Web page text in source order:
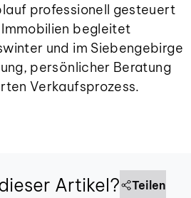
professionell gesteuert
begleitet
und im Siebengebirge
persönlicher Beratung
Verkaufsprozess.
Artikel? Teilen